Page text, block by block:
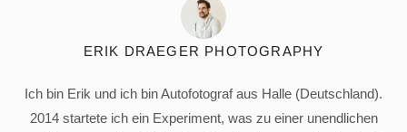
ERIK DRAEGER PHOTOGRAPHY
Ich bin Erik und ich bin Autofotograf aus Halle (Deutschland).
2014 startete ich ein Experiment, was zu einer unendlichen